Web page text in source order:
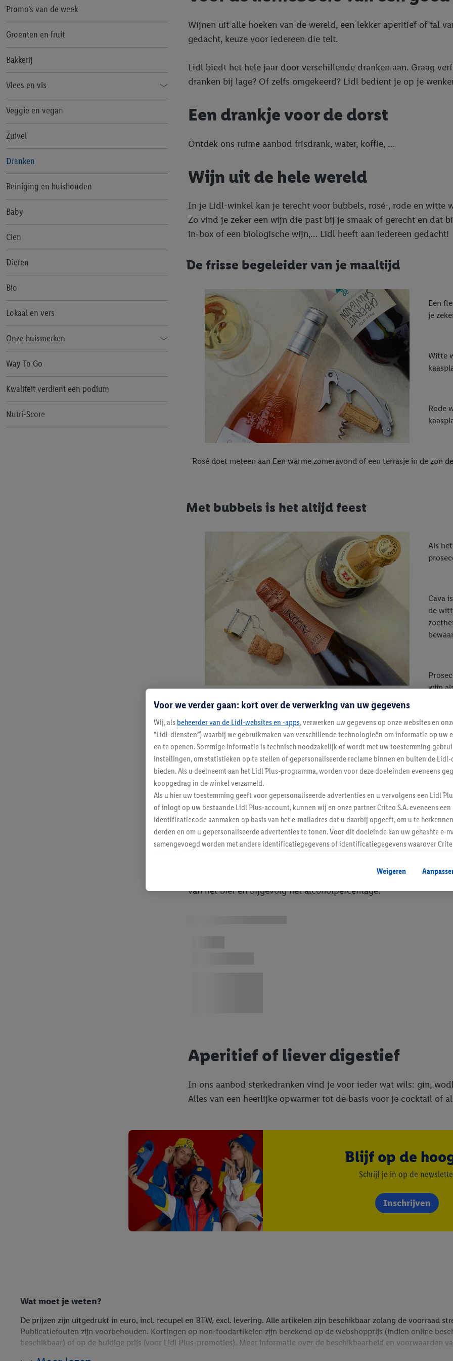
Promo's van de week
Groenten en fruit
Bakkerij
Vlees en vis
Vlees
Veggie en vegan
Zuivel
Dranken
Reiniging en huishouden
Baby
Cien
Dieren
Bio
Lokaal en vers
Onze huismerken
Alesto
Formil
Freeway
Way To Go
Kwaliteit verdient een podium
Nutri-Score
Wijnen uit alle hoeken van de wereld, een lekker aperitief of tal
gedacht, keuze voor iedereen die telt.
Lidl biedt het hele jaar door verschillende dranken aan. Graag
dranken bij lage? Of zelfs omgekeerd? Lidl bedient je op je
Een drankje voor de dorst
Ontdek ons ruime aanbod frisdrank, water, koffie, …
Wijn uit de hele wereld
In je Lidl-winkel kan je terecht voor bubbels, rosé-, rode en witte
Zo vind je zeker een wijn die past bij je smaak of gerecht en dat
in-box of een biologische wijn,… Lidl heeft aan iedereen gedacht!
De frisse begeleider van je maaltijd
Een
je
Witte
Rode
Rosé doet meteen aan Een warme zomeravond of een terrasje in de zon
Met bubbels is het altijd feest
Als
Cava
de
wijn
wordt.
De wijn kan als vino frizzante of als spumante worden gemaakt. Het
benaming voor een mousserende wijn die meer dan drie bar druk bevat.
Champagne is schuimwijn afkomstig uit de Franse champagnestreek en
volgens de traditionele methode.
Een frisse pils of liever een
Een groot deel van onze bieren zijn abdijbieren. Het grootste
ligt in de hoeveelheid graan per liter water die tijdens het
van het bier en bijgevolg het alcoholpercentage.
Aperitief of liever digestief
In ons aanbod sterkedranken vind je voor ieder wat wils: gin,
Alles van een heerlijke opwarmer tot de basis voor je cocktail of
Blijf op de
Schrijf je in op de
Inschrijven
Wat moet je weten?
De prijzen zijn uitgedrukt in euro, incl. recupel en BTW, excl. levering. Alle artikelen zijn beschikbaar zolang de voorraad
Publicatiefouten zijn voorbehouden. Kortingen op non-foodartikelen zijn berekend op de webshopprijs (indien online
beschikbaar) of op de huidige prijs (voor Lidl Plus-promoties). Meer informatie over de beschikbaarheid en voorwaarden
Voor we verder gaan: kort over de verwerking van uw gegevens
Wij, als beheerder van de Lidl-websites en -apps, verwerken uw gegevens op onze websites en
“Lidl-diensten”) waarbij we gebruikmaken van verschillende technologieën om informatie op uw
en te openen. Sommige informatie is technisch noodzakelijk of wordt met uw toestemming
instellingen, om statistieken op te stellen of gepersonaliseerde reclame binnen en buiten de Lidl-
bieden. Als u deelneemt aan het Lidl Plus-programma, worden voor deze doeleinden eveneens
koopgedrag in de winkel verzameld.
Als u hier uw toestemming geeft voor gepersonaliseerde advertenties en u vervolgens een Lidl
of inlogt op uw bestaande Lidl Plus-account, kunnen wij en onze partner Criteo S.A. eveneens
identificatiecode aanmaken op basis van het e-mailadres dat u daarbij opgeeft, om u te
derden en om u gepersonaliseerde advertenties te tonen. Voor dit doeleinde kan uw gehashte e-
samengevoegd worden met andere identificatiegegevens of identificatiegegevens waarover
Als u hiermee akkoord gaat, kunnen advertenties in het kader van retargeting, d.w.z. advertenties
u interesse hebt getoond (bijvoorbeeld door het product in de webshop aan uw winkelmandje toe
niet te kopen), ook op verschillende apparaten en verschillende Lidl-diensten worden
Weigeren